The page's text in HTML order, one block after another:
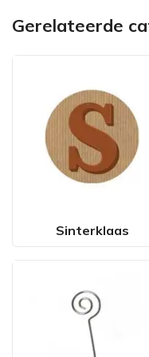
Gerelateerde
Sinterklaas